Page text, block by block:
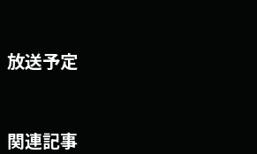
放送予定
関連記事